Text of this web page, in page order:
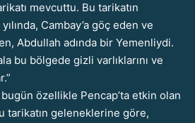
mevcuttu. Bu tarikatın
Cambay’a göç eden ve
n, Abdullah adında bir Yemenliydi.
bu bölgede gizli varlıklarını ve
özellikle Pencap’ta etkin olan
tarikatın geleneklerine göre,